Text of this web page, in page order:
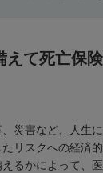
えて死亡保
災害など、人生
リスクへの経済
るかによって、